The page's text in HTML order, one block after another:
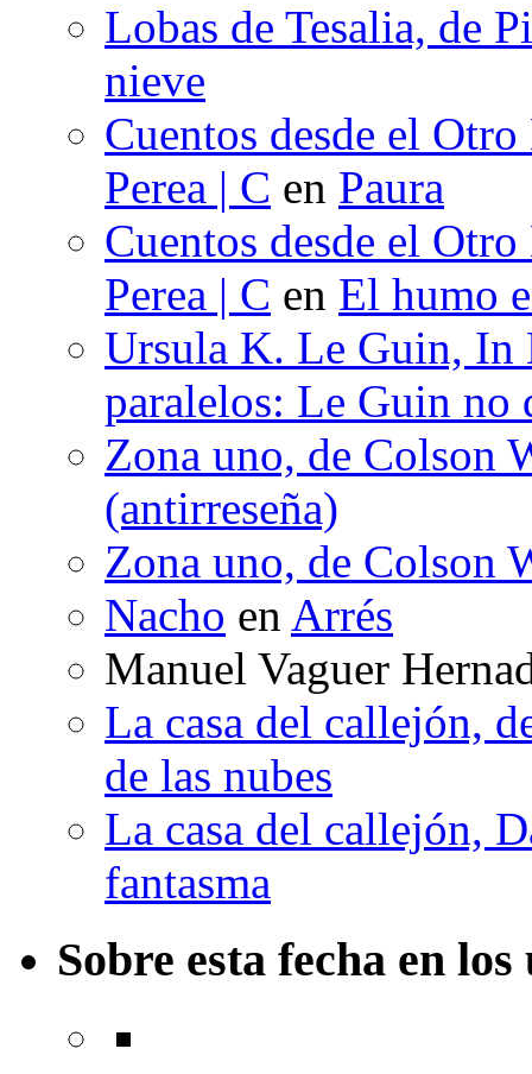
Lobas de Tesalia, de
nieve
Cuentos desde el
Perea | C en Paura
Cuentos desde el
Perea | C en El humo
Ursula K. Le Guin, In
paralelos: Le Guin no
Zona uno, de Colson
(antirreseña)
Zona uno, de Colson
Nacho en Arrés
Manuel Vaguer
La casa del callejón,
de las nubes
La casa del callejón,
fantasma
Sobre esta fecha en